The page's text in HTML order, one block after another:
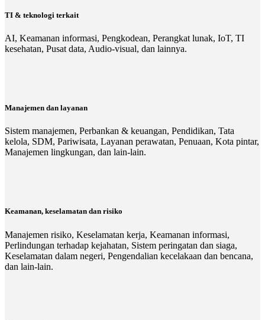
TI & teknologi terkait
AI, Keamanan informasi, Pengkodean, Perangkat lunak, IoT, TI
kesehatan, Pusat data, Audio-visual, dan lainnya.
Manajemen dan layanan
Sistem manajemen, Perbankan & keuangan, Pendidikan, Tata
kelola, SDM, Pariwisata, Layanan perawatan, Penuaan, Kota pintar,
Manajemen lingkungan, dan lain-lain.
Keamanan, keselamatan dan risiko
Manajemen risiko, Keselamatan kerja, Keamanan informasi,
Perlindungan terhadap kejahatan, Sistem peringatan dan siaga,
Keselamatan dalam negeri, Pengendalian kecelakaan dan bencana,
dan lain-lain.